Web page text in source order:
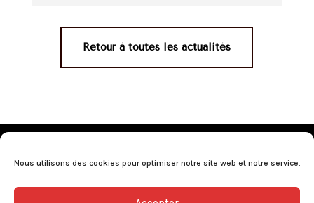
Nous utilisons des cookies pour optimiser notre site web et notre service.
Retour à toutes les actualités
Conditions générales de vente•Nos revendeurs•